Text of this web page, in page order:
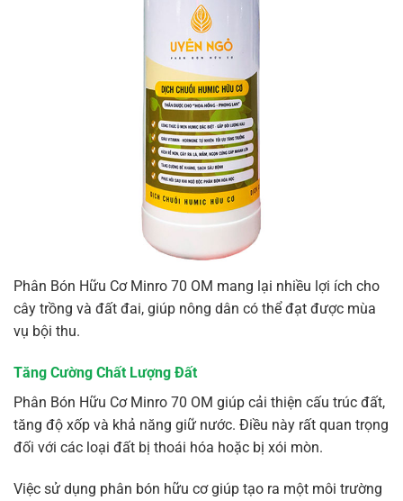
Phân Bón Hữu Cơ Minro 70 OM mang lại nhiều lợi ích cho
cây trồng và đất đai, giúp nông dân có thể đạt được mùa
vụ bội thu.
Tăng Cường Chất Lượng Đất
Phân Bón Hữu Cơ Minro 70 OM giúp cải thiện cấu trúc đất,
tăng độ xốp và khả năng giữ nước. Điều này rất quan trọng
đối với các loại đất bị thoái hóa hoặc bị xói mòn.
Việc sử dụng phân bón hữu cơ giúp tạo ra một môi trường